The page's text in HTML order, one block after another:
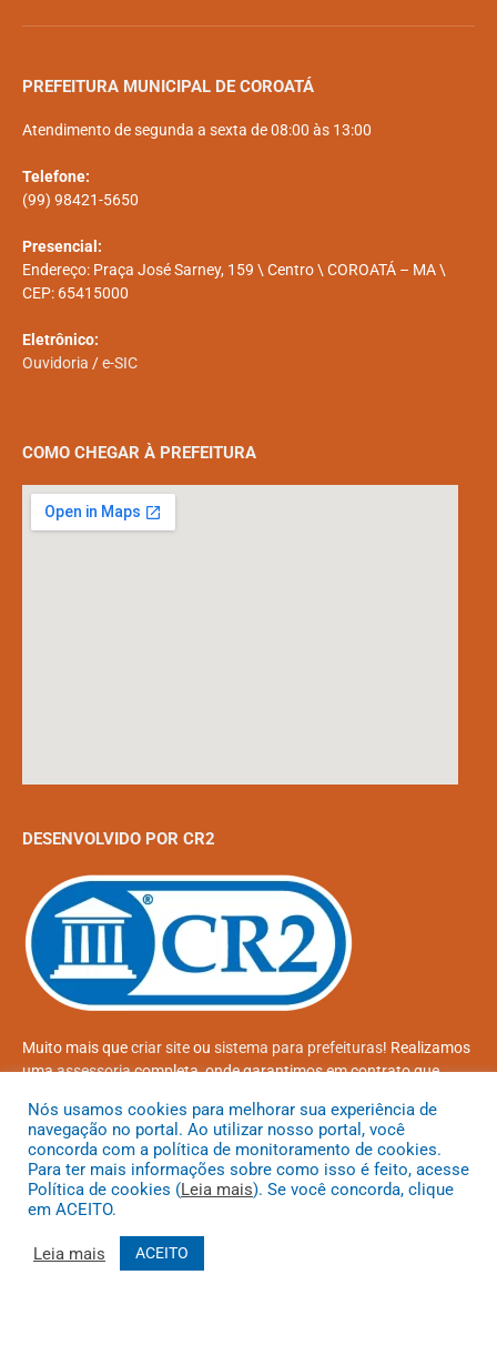
PREFEITURA MUNICIPAL DE COROATÁ
Atendimento de segunda a sexta de 08:00 às 13:00
Telefone:
(99) 98421-5650
Presencial:
Endereço: Praça José Sarney, 159 \ Centro \ COROATÁ – MA \
CEP: 65415000
Eletrônico:
Ouvidoria /e-SIC
COMO CHEGAR À PREFEITURA
DESENVOLVIDO POR CR2
Muito mais quecriar siteou sistema para prefeituras! Realizamos
umaassessoriacompleta, onde garantimos em contrato que
atendidas.
Conheça oPNTPe oRadar da Transparência Pública
Todos os direitos reservados a Prefeitura Municipal de Coroatá
Nós usamos cookies para melhorar sua experiência de
navegação no portal. Ao utilizar nosso portal, você
concorda com a política de monitoramento de cookies.
Para ter mais informações sobre como isso é feito, acesse
Política de cookies (Leia mais). Se você concorda, clique
em ACEITO.
Leia mais ACEITO